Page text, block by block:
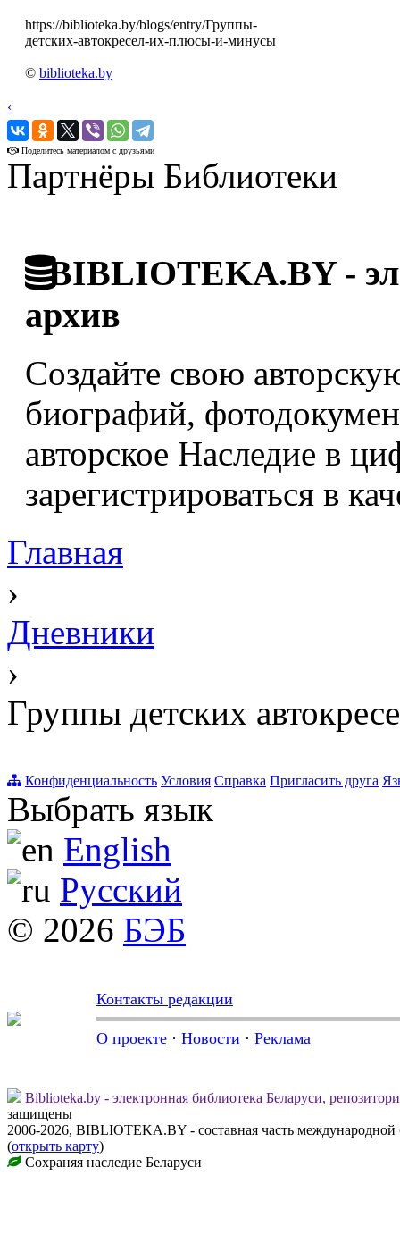
https://biblioteka.by/blogs/entry/Группы-
детских-автокресел-их-плюсы-и-минусы
© biblioteka.by
‹
›
Поделитесь материалом с друзьями
Партнёры Библиотеки
BIBLIOTEKA.BY -
архив
Создайте свою
биографий,
авторское Наследие в
зарегистрироваться в
Главная
›
Дневники
›
Группы детских
Конфиденциальность Условия Справка Пригласить друга
Выбрать язык
English
Русский
© 2026 БЭБ
Контакты редакции
О проекте · Новости · Реклама
Biblioteka.by - электронная библиотека Беларуси,
защищены
2006-2026, BIBLIOTEKA.BY - составная часть
(открыть карту)
Сохраняя наследие Беларуси